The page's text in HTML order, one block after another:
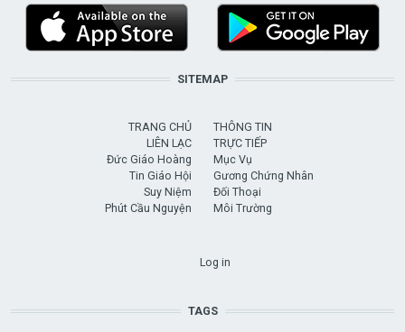
SITEMAP
TRANG CHỦ
LIÊN LẠC
Đức Giáo Hoàng
Tin Giáo Hội
Suy Niệm
Phút Cầu Nguyện
THÔNG TIN
TRỰC TIẾP
Mục Vụ
Gương Chứng Nhân
Đối Thoại
Môi Trường
Log in
TAGS